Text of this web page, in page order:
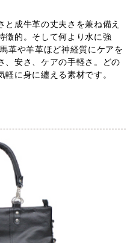
成牛革の丈夫さを兼ね備え
徴的。そして何より水に強
革や羊革ほど神経質にケアを
、安さ、ケアの手軽さ。どの
に身に纏える素材です。